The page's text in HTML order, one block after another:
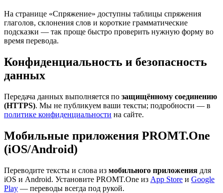
На странице «Спряжение» доступны таблицы спряжения
глаголов, склонения слов и короткие грамматические
подсказки — так проще быстро проверить нужную форму во
время перевода.
Конфиденциальность и безопасность
данных
Передача данных выполняется по защищённому соединению
(HTTPS). Мы не публикуем ваши тексты; подробности — в
политике конфиденциальности на сайте.
Мобильные приложения PROMT.One
(iOS/Android)
Переводите тексты и слова из мобильного приложения для
iOS и Android. Установите PROMT.One из App Store и Google
Play — переводы всегда под рукой.